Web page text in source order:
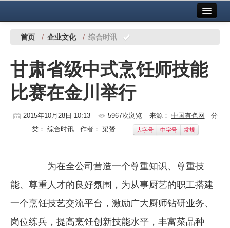
中国有色金属报社主办 广告服务
铜镍铅锌
铝
稀有稀土
镁钛
地矿 建设
党建工作
首页 / 企业文化 / 综合时讯
甘肃省级中式烹饪师技能
比赛在金川举行
2015年10月28日 10:13 5967次浏览 来源： 中国有色网 分
类： 综合时讯作者： 梁赟 大字号 中字号 常规
为在全公司营造一个尊重知识、尊重技
能、尊重人才的良好氛围，为从事厨艺的职工搭建
一个烹饪技艺交流平台，激励广大厨师钻研业务、
岗位练兵，提高烹饪创新技能水平，丰富菜品种